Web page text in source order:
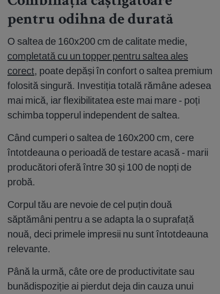
pentru odihna de durată
O saltea de 160x200 cm de calitate medie,
completată cu un topper pentru saltea ales
corect, poate depăși în confort o saltea premium
folosită singură. Investiția totală rămâne adesea
mai mică, iar flexibilitatea este mai mare - poți
schimba topperul independent de saltea.
Când cumperi o saltea de 160x200 cm, cere
întotdeauna o perioadă de testare acasă - marii
producători oferă între 30 și 100 de nopți de
probă.
Corpul tău are nevoie de cel puțin două
săptămâni pentru a se adapta la o suprafață
nouă, deci primele impresii nu sunt întotdeauna
relevante.
Până la urmă, câte ore de productivitate sau
bunădispoziție ai pierdut deja din cauza unui